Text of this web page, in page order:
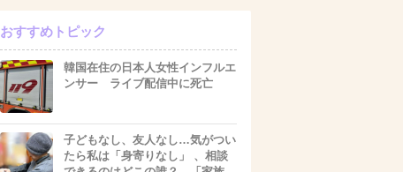
おすすめトピック
韓国在住の日本人女性インフルエ
ンサー ライブ配信中に死亡
子どもなし、友人なし…気がつい
たら私は「身寄りなし」 、相談